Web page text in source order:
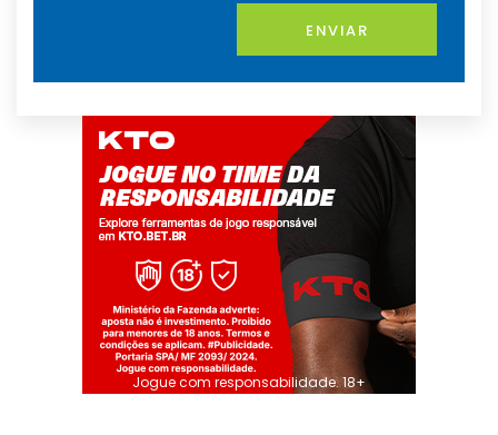
ENVIAR
Jogue com responsabilidade. 18+